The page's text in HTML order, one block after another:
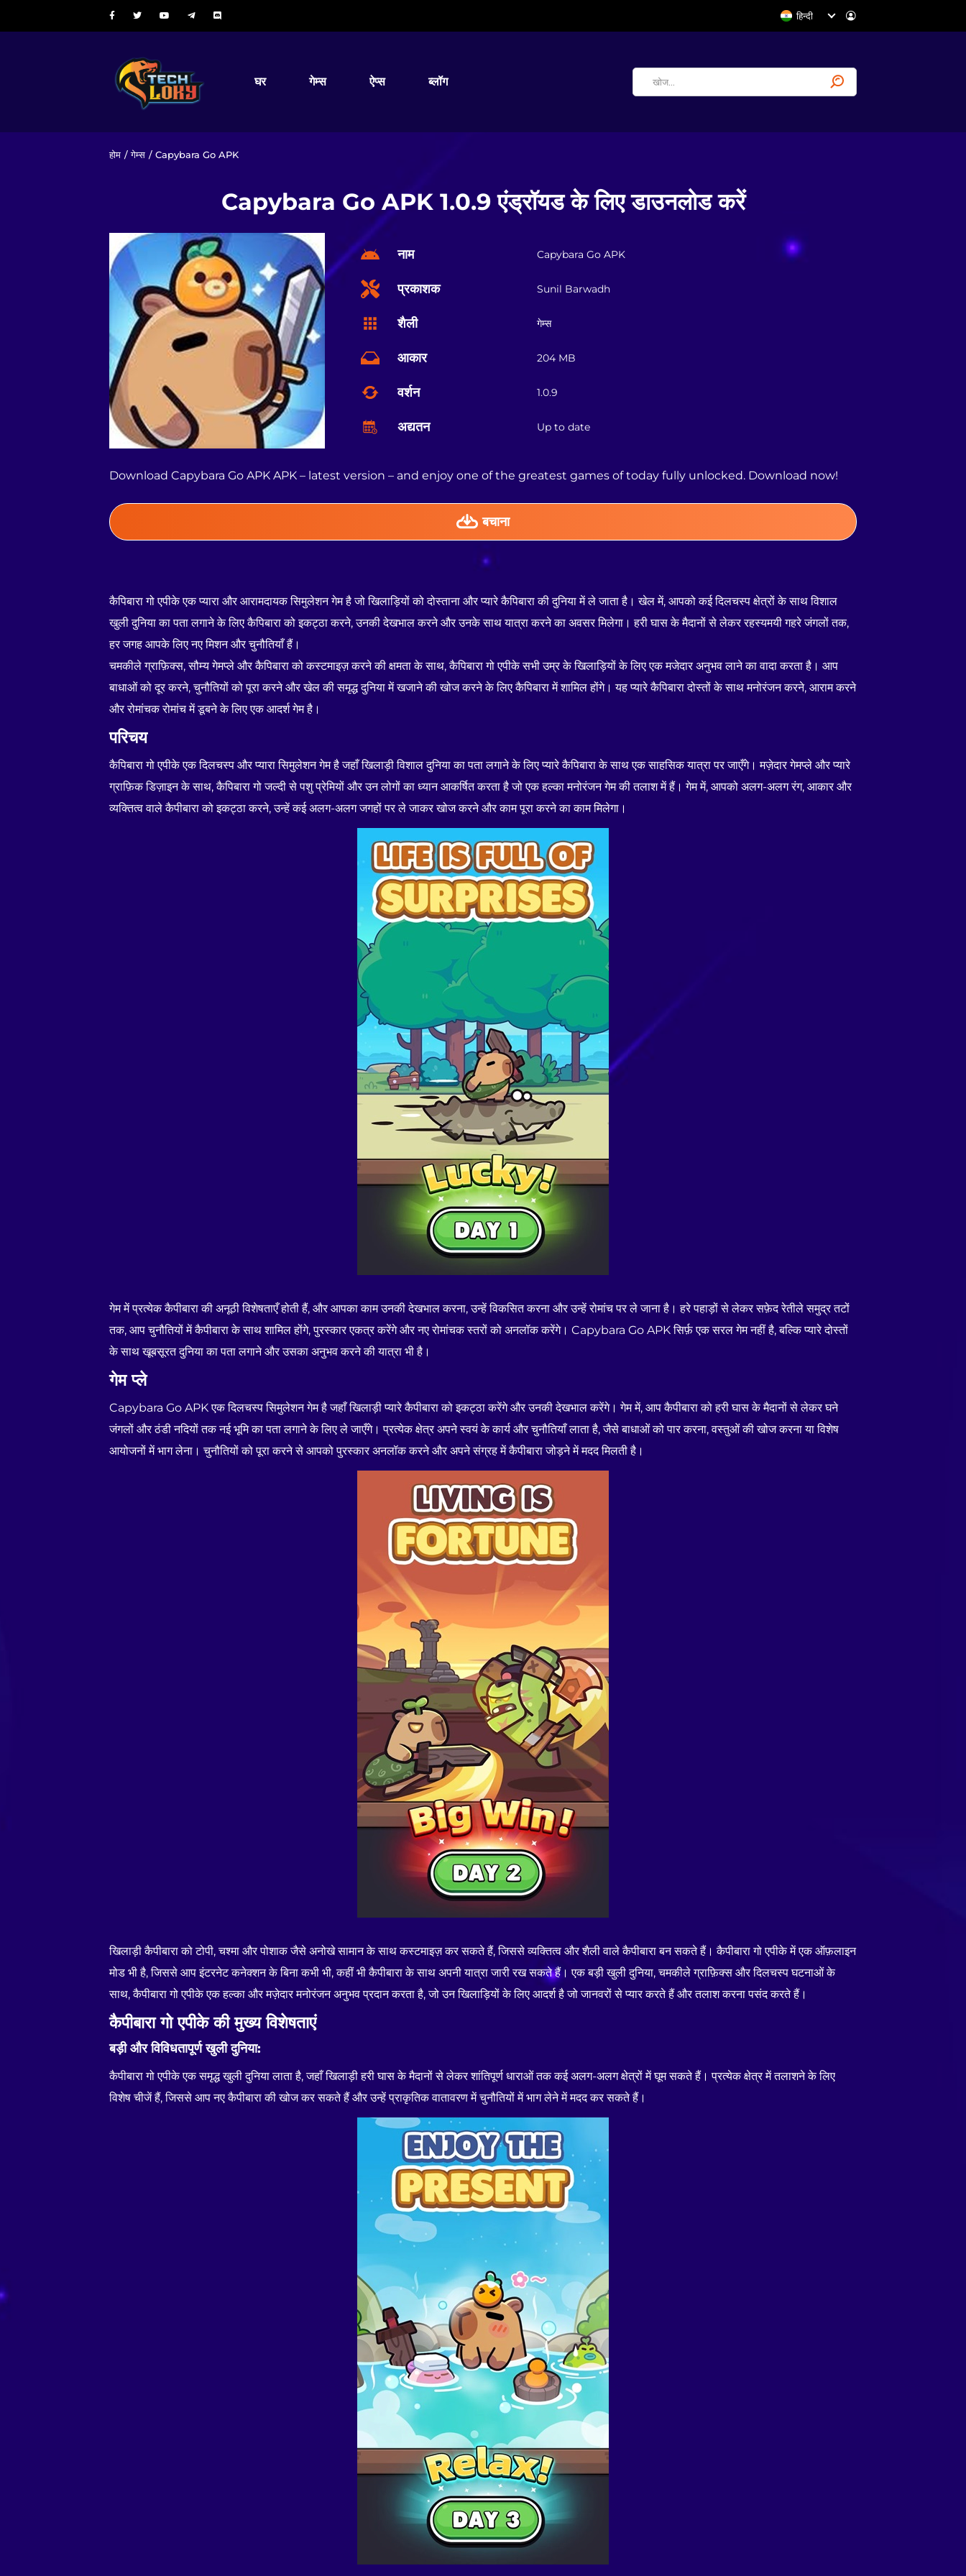
हिन्दी
घर गेम्स ऐप्स ब्लॉग
होम /गेम्स / Capybara Go APK
Capybara Go APK 1.0.9 एंड्रॉयड के लिए डाउनलोड करें
नाम Capybara Go APK
प्रकाशक Sunil Barwadh
शैली गेम्स
आकार 204 MB
वर्शन 1.0.9
अद्यतन Up to date
Download Capybara Go APK APK – latest version – and enjoy one of the greatest games of today fully unlocked. Download now!
बचाना
कैपिबारा गो एपीके एक प्यारा और आरामदायक सिमुलेशन गेम है जो खिलाड़ियों को दोस्ताना और प्यारे कैपिबारा की दुनिया में ले जाता है। खेल में, आपको कई दिलचस्प क्षेत्रों के साथ विशाल
खुली दुनिया का पता लगाने के लिए कैपिबारा को इकट्ठा करने, उनकी देखभाल करने और उनके साथ यात्रा करने का अवसर मिलेगा। हरी घास के मैदानों से लेकर रहस्यमयी गहरे जंगलों तक,
हर जगह आपके लिए नए मिशन और चुनौतियाँ हैं।
चमकीले ग्राफ़िक्स, सौम्य गेमप्ले और कैपिबारा को कस्टमाइज़ करने की क्षमता के साथ, कैपिबारा गो एपीके सभी उम्र के खिलाड़ियों के लिए एक मजेदार अनुभव लाने का वादा करता है। आप
बाधाओं को दूर करने, चुनौतियों को पूरा करने और खेल की समृद्ध दुनिया में खजाने की खोज करने के लिए कैपिबारा में शामिल होंगे। यह प्यारे कैपिबारा दोस्तों के साथ मनोरंजन करने, आराम करने
और रोमांचक रोमांच में डूबने के लिए एक आदर्श गेम है।
परिचय
कैपिबारा गो एपीके एक दिलचस्प और प्यारा सिमुलेशन गेम है जहाँ खिलाड़ी विशाल दुनिया का पता लगाने के लिए प्यारे कैपिबारा के साथ एक साहसिक यात्रा पर जाएँगे। मज़ेदार गेमप्ले और प्यारे
ग्राफ़िक डिज़ाइन के साथ, कैपिबारा गो जल्दी से पशु प्रेमियों और उन लोगों का ध्यान आकर्षित करता है जो एक हल्का मनोरंजन गेम की तलाश में हैं। गेम में, आपको अलग-अलग रंग, आकार और
व्यक्तित्व वाले कैपीबारा को इकट्ठा करने, उन्हें कई अलग-अलग जगहों पर ले जाकर खोज करने और काम पूरा करने का काम मिलेगा।
गेम में प्रत्येक कैपीबारा की अनूठी विशेषताएँ होती हैं, और आपका काम उनकी देखभाल करना, उन्हें विकसित करना और उन्हें रोमांच पर ले जाना है। हरे पहाड़ों से लेकर सफ़ेद रेतीले समुद्र तटों
तक, आप चुनौतियों में कैपीबारा के साथ शामिल होंगे, पुरस्कार एकत्र करेंगे और नए रोमांचक स्तरों को अनलॉक करेंगे। Capybara Go APK सिर्फ़ एक सरल गेम नहीं है, बल्कि प्यारे दोस्तों
के साथ खूबसूरत दुनिया का पता लगाने और उसका अनुभव करने की यात्रा भी है।
गेम प्ले
Capybara Go APK एक दिलचस्प सिमुलेशन गेम है जहाँ खिलाड़ी प्यारे कैपीबारा को इकट्ठा करेंगे और उनकी देखभाल करेंगे। गेम में, आप कैपीबारा को हरी घास के मैदानों से लेकर घने
जंगलों और ठंडी नदियों तक नई भूमि का पता लगाने के लिए ले जाएँगे। प्रत्येक क्षेत्र अपने स्वयं के कार्य और चुनौतियाँ लाता है, जैसे बाधाओं को पार करना, वस्तुओं की खोज करना या विशेष
आयोजनों में भाग लेना। चुनौतियों को पूरा करने से आपको पुरस्कार अनलॉक करने और अपने संग्रह में कैपीबारा जोड़ने में मदद मिलती है।
खिलाड़ी कैपीबारा को टोपी, चश्मा और पोशाक जैसे अनोखे सामान के साथ कस्टमाइज़ कर सकते हैं, जिससे व्यक्तित्व और शैली वाले कैपीबारा बन सकते हैं। कैपीबारा गो एपीके में एक ऑफ़लाइन
मोड भी है, जिससे आप इंटरनेट कनेक्शन के बिना कभी भी, कहीं भी कैपीबारा के साथ अपनी यात्रा जारी रख सकते हैं। एक बड़ी खुली दुनिया, चमकीले ग्राफ़िक्स और दिलचस्प घटनाओं के
साथ, कैपीबारा गो एपीके एक हल्का और मज़ेदार मनोरंजन अनुभव प्रदान करता है, जो उन खिलाड़ियों के लिए आदर्श है जो जानवरों से प्यार करते हैं और तलाश करना पसंद करते हैं।
कैपीबारा गो एपीके की मुख्य विशेषताएं
बड़ी और विविधतापूर्ण खुली दुनिया:
कैपीबारा गो एपीके एक समृद्ध खुली दुनिया लाता है, जहाँ खिलाड़ी हरी घास के मैदानों से लेकर शांतिपूर्ण धाराओं तक कई अलग-अलग क्षेत्रों में घूम सकते हैं। प्रत्येक क्षेत्र में तलाशने के लिए
विशेष चीजें हैं, जिससे आप नए कैपीबारा की खोज कर सकते हैं और उन्हें प्राकृतिक वातावरण में चुनौतियों में भाग लेने में मदद कर सकते हैं।